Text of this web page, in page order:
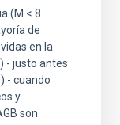
(M < 8
de
en la
- justo antes
- cuando
y
son